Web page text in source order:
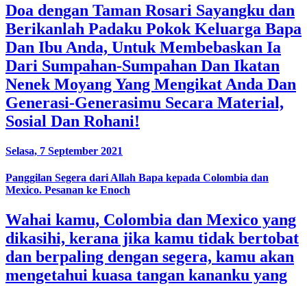
Doa dengan Taman Rosari Sayangku dan
Berikanlah Padaku Pokok Keluarga Bapa
Dan Ibu Anda, Untuk Membebaskan Ia
Dari Sumpahan-Sumpahan Dan Ikatan
Nenek Moyang Yang Mengikat Anda Dan
Generasi-Generasimu Secara Material,
Sosial Dan Rohani!
Selasa, 7 September 2021
Panggilan Segera dari Allah Bapa kepada Colombia dan
Mexico. Pesanan ke Enoch
Wahai kamu, Colombia dan Mexico yang
dikasihi, kerana jika kamu tidak bertobat
dan berpaling dengan segera, kamu akan
mengetahui kuasa tangan kananku yang